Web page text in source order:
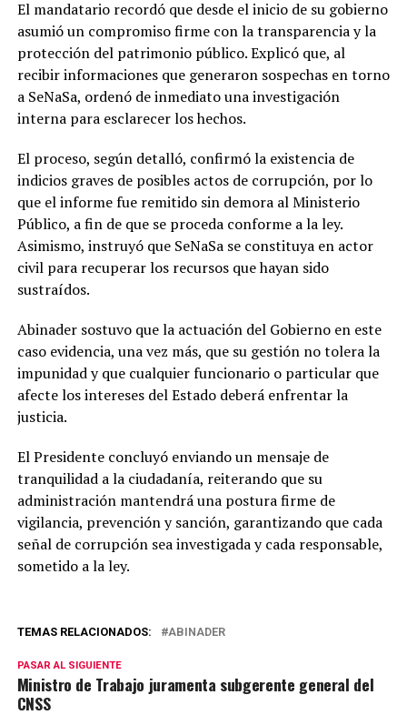
El mandatario recordó que desde el inicio de su gobierno
asumió un compromiso firme con la transparencia y la
protección del patrimonio público. Explicó que, al
recibir informaciones que generaron sospechas en torno
a SeNaSa, ordenó de inmediato una investigación
interna para esclarecer los hechos.
El proceso, según detalló, confirmó la existencia de
indicios graves de posibles actos de corrupción, por lo
que el informe fue remitido sin demora al Ministerio
Público, a fin de que se proceda conforme a la ley.
Asimismo, instruyó que SeNaSa se constituya en actor
civil para recuperar los recursos que hayan sido
sustraídos.
Abinader sostuvo que la actuación del Gobierno en este
caso evidencia, una vez más, que su gestión no tolera la
impunidad y que cualquier funcionario o particular que
afecte los intereses del Estado deberá enfrentar la
justicia.
El Presidente concluyó enviando un mensaje de
tranquilidad a la ciudadanía, reiterando que su
administración mantendrá una postura firme de
vigilancia, prevención y sanción, garantizando que cada
señal de corrupción sea investigada y cada responsable,
sometido a la ley.
TEMAS RELACIONADOS: ABINADER
PASAR AL SIGUIENTE
Ministro de Trabajo juramenta subgerente general del
CNSS